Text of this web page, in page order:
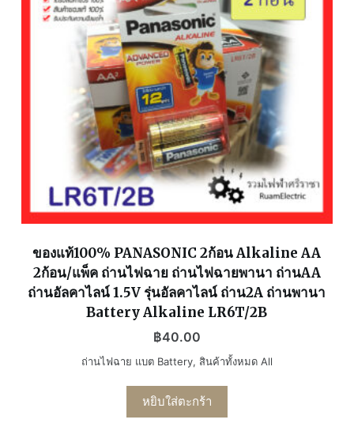
ของแท้100% PANASONIC 2ก้อน Alkaline AA
2ก้อน/แพ็ค ถ่านไฟฉาย ถ่านไฟฉายพานา ถ่านAA
ถ่านอัลคาไลน์ 1.5V รุ่นอัลคาไลน์ ถ่าน2A ถ่านพานา
Battery Alkaline LR6T/2B
฿40.00
ถ่านไฟฉาย แบต Battery, สินค้าทั้งหมด All
หยิบใส่ตะกร้า